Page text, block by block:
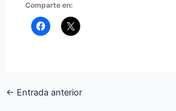
Comparte en:
← Entrada anterior